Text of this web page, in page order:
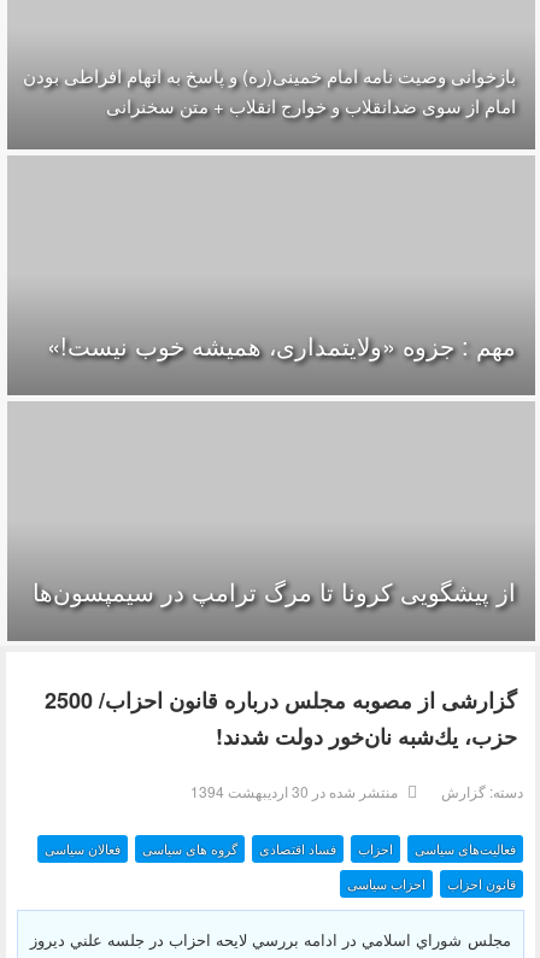
بازخوانی وصیت نامه امام خمینی(ره) و پاسخ به اتهام افراطی بودن
امام از سوی ضدانقلاب و خوارج انقلاب + متن سخنرانی
مهم : جزوه «ولایتمداری، همیشه خوب نیست!»
از پیشگویی کرونا تا مرگ ترامپ در سیمپسون‌ها
گزارشی از مصوبه مجلس درباره قانون احزاب/ 2500
حزب، يك‌شبه نان‌خور دولت ‌‌شدند!
دسته:گزارش منتشر شده در 30 ارديبهشت 1394
فعالیت‌های سیاسی احزاب فساد اقتصادی گروه های سیاسی
فعالان سیاسی
احزاب سیاسی
قانون احزاب
مجلس شوراي اسلامي در ادامه بررسي لايحه احزاب در جلسه علني ديروز